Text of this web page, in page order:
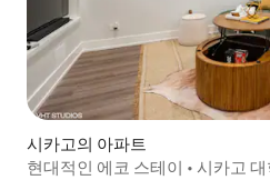
시카고의 아파트
현대적인 에코 스테이 • 시카고 대